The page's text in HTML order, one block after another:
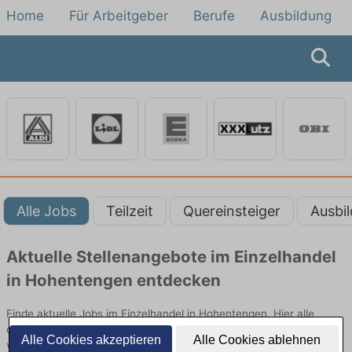
Alle Cookies akzeptieren Alle Cookies ablehnen
Home Für Arbeitgeber Berufe Ausbildung
Alle Jobs Teilzeit Quereinsteiger
Aktuelle Stellenangebote im Einzelhandel
in Hohentengen entdecken
Finde aktuelle Jobs im Einzelhandel in Hohentengen. Hier alle
offenen Stellenangebote im Verkauf, Vertrieb und Handel
vergleichen.